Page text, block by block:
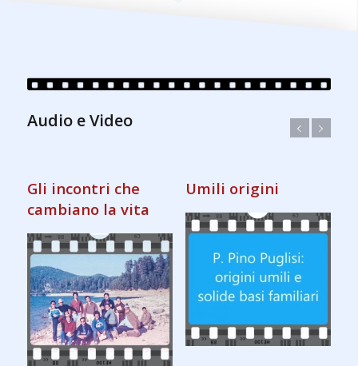
Audio e Video
Gli incontri che
cambiano la vita
Umili origini